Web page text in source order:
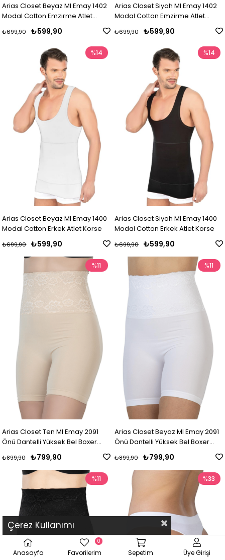
Arias Closet Beyaz MI Emay 1402
Modal Cotton Emzirme Atlet
₺599,90
₺699,90
Arias Closet Siyah MI Emay 1402
Modal Cotton Emzirme Atlet
₺599,90
₺699,90
Arias Closet Beyaz MI Emay 1400
Modal Cotton Erkek Atlet Korse
₺599,90
₺699,90
%14
Arias Closet Siyah MI Emay 1400
Modal Cotton Erkek Atlet Korse
₺599,90
₺699,90
%14
Arias Closet Ten MI Emay 2091
Önü Dantelli Yüksek Bel Boxer
₺799,90
₺899,90
%11
Arias Closet Beyaz MI Emay 2091
Önü Dantelli Yüksek Bel Boxer
₺799,90
₺899,90
%11
%11 %33
Çerez Kullanımı
Anasayfa Favorilerim
0
Sepetim Üye Girişi